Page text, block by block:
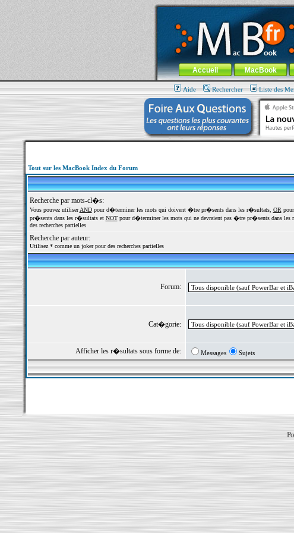
MacBook-fr.com : 100% Apple... 100% nomade !
Aller au contenu-Aller au menu général
Menu général
Accueil MacBook
Aide Rechercher Liste des
Tout sur les MacBook Index du Forum
Recherche par mots-cl�s:
Vous pouvez utiliserANDpour d�terminer les mots qui doivent �tre pr�sents dans les r�sultats, OR
pr�sents dans les r�sultats et NOTpour d�terminer les mots qui ne devraient pas �tre pr�sents dans
des recherches partielles
Recherche par auteur:
Utilisez * comme un joker pour des recherches partielles
Forum:
Cat�gorie:
Afficher les r�sultats sous forme de: Messages Sujets